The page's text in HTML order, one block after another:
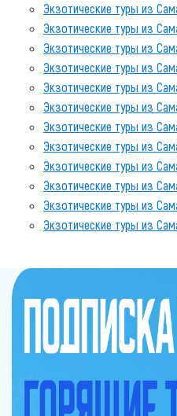
Экзотические туры из
Экзотические туры из
Экзотические туры из
Экзотические туры из
Экзотические туры из
Экзотические туры из
Экзотические туры из
Экзотические туры из
Экзотические туры из
Экзотические туры из
Экзотические туры из
Экзотические туры из